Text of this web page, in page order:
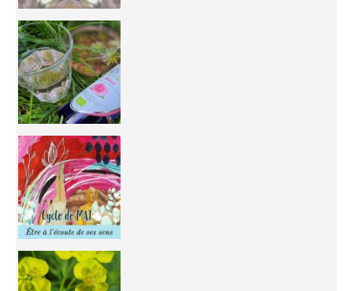
Inhabit your body and understand its
You're